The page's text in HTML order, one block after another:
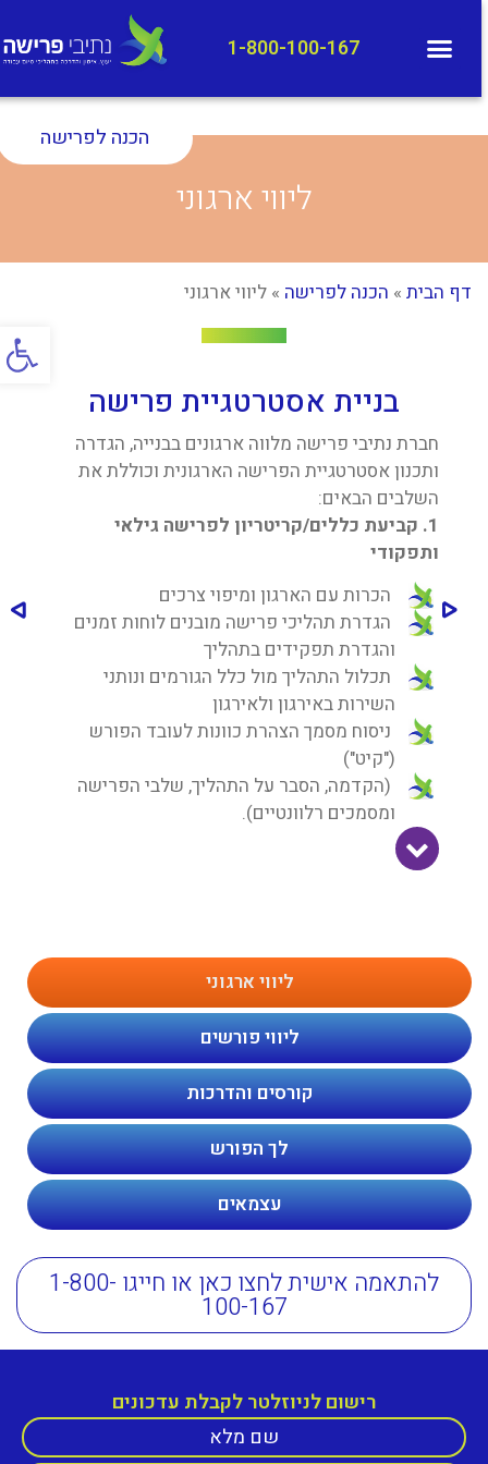
פתח
1-800-100-167
הכנה לפרישה
ליווי ארגוני
דף הבית» הכנה לפרישה» ליווי ארגוני
בניית אסטרטגיית פרישה
חברת נתיבי פרישה מלווה ארגונים בבנייה, הגדרה
ותכנון אסטרטגיית הפרישה הארגונית וכוללת את
השלבים הבאים:
1. קביעת כללים/קריטריון לפרישה גילאי
ותפקודי
הכרות עם הארגון ומיפוי צרכים
הגדרת תהליכי פרישה מובנים לוחות זמנים
והגדרת תפקידים בתהליך
תכלול התהליך מול כלל הגורמים ונותני
השירות באירגון ולאירגון
ניסוח מסמך הצהרת כוונות לעובד הפורש
("קיט")
(הקדמה, הסבר על התהליך, שלבי הפרישה
ומסמכים רלוונטיים).
ליווי ארגוני
ליווי פורשים
קורסים והדרכות
לך הפורש
עצמאים
להתאמה אישית לחצו כאן או חייגו 1-800-
100-167
רישום לניוזלטר לקבלת עדכונים